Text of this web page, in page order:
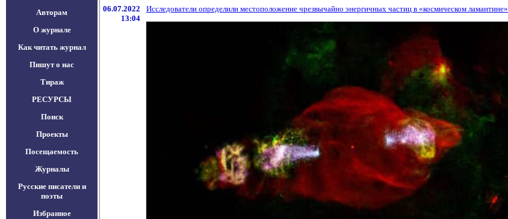
Авторам
О журнале
Как читать журнал
Пишут о нас
Тираж
РЕСУРСЫ
Поиск
Проекты
Посещаемость
Журналы
Русские писатели и
поэты
Избранное
06.07.2022
13:04
Исследователи определили местоположение чрезвычайно энергичных частиц в «космическом ламантине»